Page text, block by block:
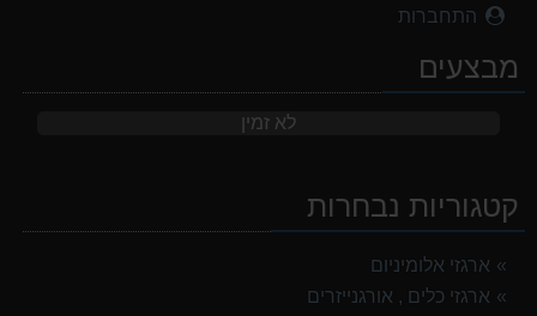
התחברות
מבצעים
לא זמין
קטגוריות נבחרות
ארגזי אלומיניום
ארגזי כלים , אורגנייזרים